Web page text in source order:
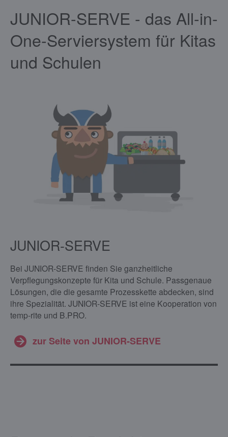
JUNIOR-SERVE - das All-in-
One-Serviersystem für Kitas
und Schulen
JUNIOR-SERVE
Bei JUNIOR-SERVE finden Sie ganzheitliche
Verpflegungskonzepte für Kita und Schule. Passgenaue
Lösungen, die die gesamte Prozesskette abdecken, sind
ihre Spezialität. JUNIOR-SERVE ist eine Kooperation von
temp-rite und B.PRO.
zur Seite von JUNIOR-SERVE